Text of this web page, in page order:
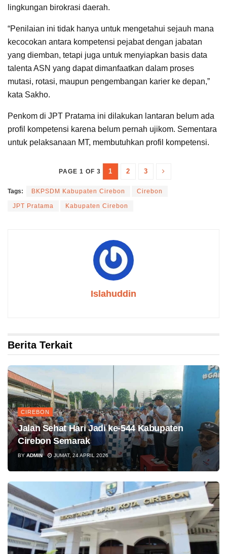
lingkungan birokrasi daerah.
“Penilaian ini tidak hanya untuk mengetahui sejauh mana
kecocokan antara kompetensi pejabat dengan jabatan
yang diemban, tetapi juga untuk menyiapkan basis data
talenta ASN yang dapat dimanfaatkan dalam proses
mutasi, rotasi, maupun pengembangan karier ke depan,”
kata Sakho.
Penkom di JPT Pratama ini dilakukan lantaran belum ada
profil kompetensi karena belum pernah ujikom. Sementara
untuk pelaksanaan MT, membutuhkan profil kompetensi.
PAGE 1 OF 3 1 2 3
Tags: BKPSDM Kabupaten Cirebon Cirebon
JPT Pratama Kabupaten Cirebon
Islahuddin
Berita Terkait
CIREBON
Jalan Sehat Hari Jadi ke-544 Kabupaten
Cirebon Semarak
BY ADMIN JUMAT, 24 APRIL 2026